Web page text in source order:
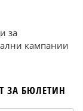
за
кампании
ЗА БЮЛЕТИН